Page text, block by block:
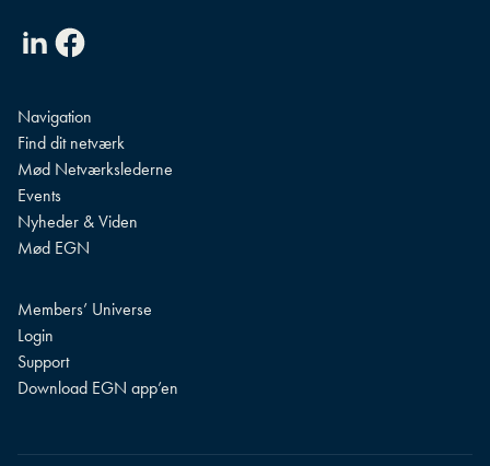
LinkedinFacebook
Navigation
Find dit netværk
Mød Netværkslederne
Events
Nyheder & Viden
Mød EGN
Members’ Universe
Login
Support
Download EGN app’en